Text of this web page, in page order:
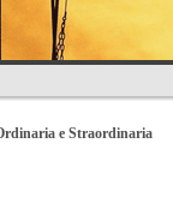
e Straordinaria